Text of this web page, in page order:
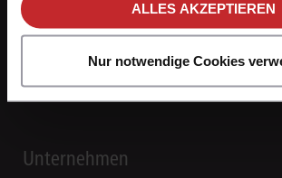
ALLES AKZEPTIEREN
Nur notwendige Cookies
Unternehmen